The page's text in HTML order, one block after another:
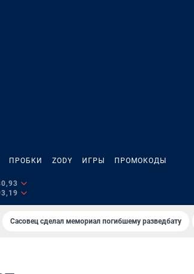
ПРОБКИ ZODY ИГРЫ ПРОМОКОДЫ
Сасовец сделал мемориал погибшему разведбату